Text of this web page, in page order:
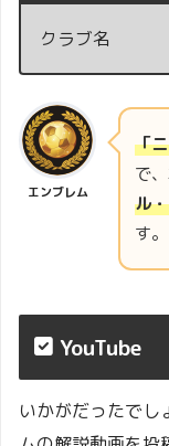
クラブ名
エンブレム
「
で
ル
す。
YouTube
いかがだったでし